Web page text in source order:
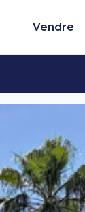
Vendre